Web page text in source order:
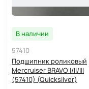
В наличии
57410
Подшипник роликовый
Mercruiser BRAVO I/II/III
(57410) (Quicksilver)